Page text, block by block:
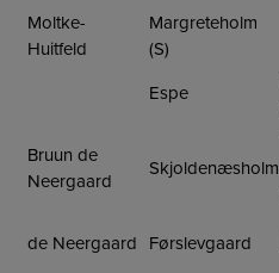
Moltke-
Huitfeld
Margreteholm
(S)
Espe
Bruun de
Neergaard
Skjoldenæsholm
de Neergaard Førslevgaard